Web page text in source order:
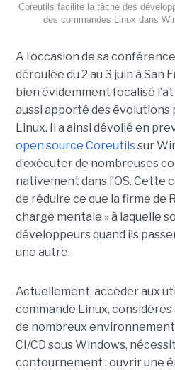
Coreutils facilite la tâche des
des commandes Linux dans
A l’occasion de sa
déroulée du 2 au 3 juin à San
bien évidemment focalisé
aussi apporté des évolutions
Linux. Il a ainsi dévoilé en
open source Coreutilssur
d’exécuter de nombreuses
nativement dans l’OS. Cette
de réduire ce que la firme de
charge mentale » à laquelle
développeurs quand ils
une autre.
Actuellement, accéder aux
commande Linux,
de nombreux
CI/CD sous Windows,
contournement : ouvrir une